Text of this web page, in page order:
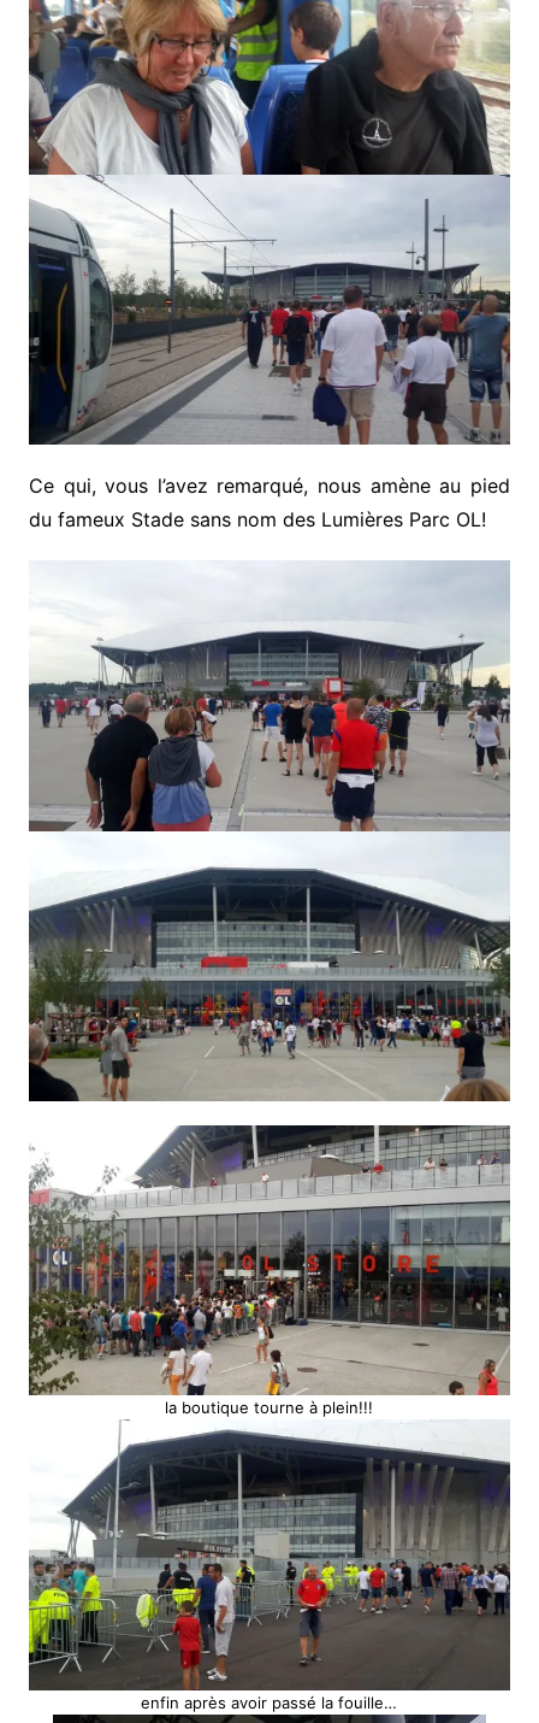
Ce qui, vous l’avez remarqué, nous amène au pied
du fameux Stade sans nom des Lumières Parc OL!
la boutique tourne à plein!!!
enfin après avoir passé la fouille…